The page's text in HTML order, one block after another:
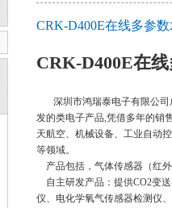
CRK-D400E在线多参
CRK-D400E在
深圳市鸿瑞泰电子有限公司
发的类电子产品,凭借多年的销
天航空、机械设备、工业自动
等领域。
产品包括，气体传感器（红
自主研发产品：提供CO2变
仪、电化学氧气传感器检测